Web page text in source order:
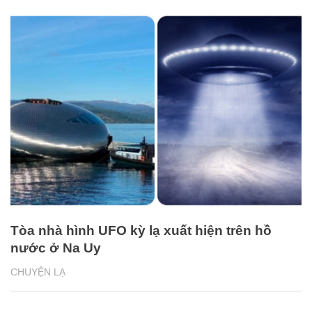
CHUYỆN LẠ
Tòa nhà hình UFO kỳ lạ xuất hiện trên hồ
nước ở Na Uy